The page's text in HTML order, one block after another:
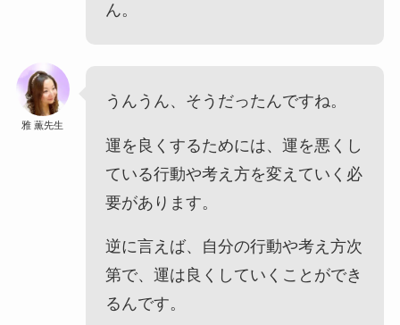
ん。
雅 薫先生
うんうん、そうだったんですね。
運を良くするためには、運を悪くし
ている行動や考え方を変えていく必
要があります。
逆に言えば、自分の行動や考え方次
第で、運は良くしていくことができ
るんです。